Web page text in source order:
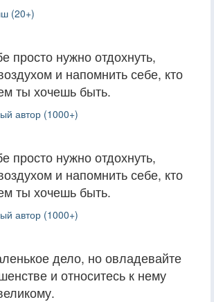
(20+)
просто нужно отдохнуть,
и напомнить себе, кто
ты хочешь быть.
автор (1000+)
просто нужно отдохнуть,
и напомнить себе, кто
ты хочешь быть.
автор (1000+)
дело, но овладевайте
и относитесь к нему